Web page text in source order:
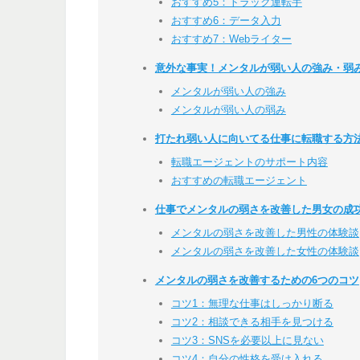
おすすめ6：データ入力
おすすめ7：Webライター
意外な事実！メンタルが弱い人の強み・弱
メンタルが弱い人の強み
メンタルが弱い人の弱み
打たれ弱い人に向いてる仕事に転職する方
転職エージェントのサポート内容
おすすめの転職エージェント
仕事でメンタルの弱さを改善した男女の成
メンタルの弱さを改善した男性の体験談
メンタルの弱さを改善した女性の体験談
メンタルの弱さを改善するための6つのコツ
コツ1：無理な仕事はしっかり断る
コツ2：相談できる相手を見つける
コツ3：SNSを必要以上に見ない